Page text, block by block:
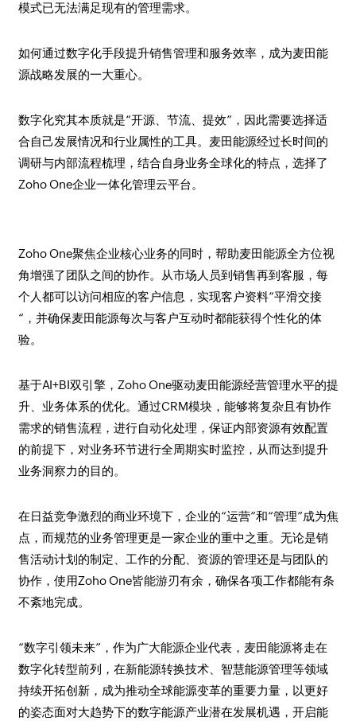
模式已无法满足现有的管理需求。
如何通过数字化手段提升销售管理和服务效率，成为麦田能
源战略发展的一大重心。
数字化究其本质就是“开源、节流、提效”，因此需要选择适
合自己发展情况和行业属性的工具。麦田能源经过长时间的
调研与内部流程梳理，结合自身业务全球化的特点，选择了
Zoho One企业一体化管理云平台。
Zoho One聚焦企业核心业务的同时，帮助麦田能源全方位视
角增强了团队之间的协作。从市场人员到销售再到客服，每
个人都可以访问相应的客户信息，实现客户资料“平滑交接
“，并确保麦田能源每次与客户互动时都能获得个性化的体
验。
基于AI+BI双引擎，Zoho One驱动麦田能源经营管理水平的提
升、业务体系的优化。通过CRM模块，能够将复杂且有协作
需求的销售流程，进行自动化处理，保证内部资源有效配置
的前提下，对业务环节进行全周期实时监控，从而达到提升
业务洞察力的目的。
在日益竞争激烈的商业环境下，企业的“运营”和“管理”成为焦
点，而规范的业务管理更是一家企业的重中之重。无论是销
售活动计划的制定、工作的分配、资源的管理还是与团队的
协作，使用Zoho One皆能游刃有余，确保各项工作都能有条
不紊地完成。
“数字引领未来”，作为广大能源企业代表，麦田能源将走在
数字化转型前列，在新能源转换技术、智慧能源管理等领域
持续开拓创新，成为推动全球能源变革的重要力量，以更好
的姿态面对大趋势下的数字能源产业潜在发展机遇，开启能